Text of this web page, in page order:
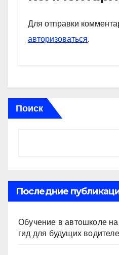
A
p
p
a
m
Для отправки
авторизоваться.
Поиск
Последние
Обучение в автошколе
гид для будущих